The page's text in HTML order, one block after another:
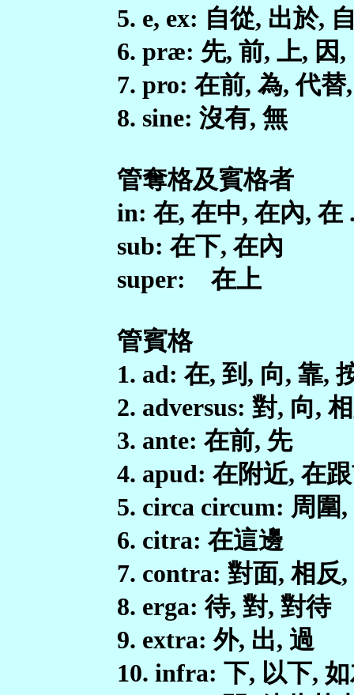
5. e, ex: 自從, 出於,
6. præ: 先, 前, 上, 因,
7. pro: 在前, 為, 代替
8. sine: 沒有, 無
管奪格及賓格者
in: 在, 在中, 在內, 在
sub: 在下, 在內
super: 在上
管賓格
1. ad: 在, 到, 向, 靠,
2. adversus: 對, 向,
3. ante: 在前, 先
4. apud: 在附近, 在
5. circa circum: 周圍
6. citra: 在這邊
7. contra: 對面, 相反,
8. erga: 待, 對, 對待
9. extra: 外, 出, 過
10. infra: 下, 以下,